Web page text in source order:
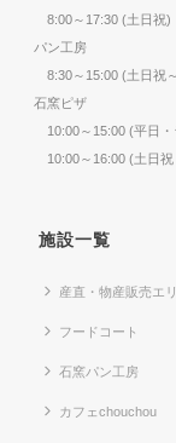
8:00～17:30 (土日祝)
パン工房
8:30～15:00 (土日祝
石窯ピザ
10:00～15:00 (平日・
10:00～16:00 (土日祝
施設一覧
産直・物産販売エ
フードコート
石窯パン工房
カフェchouchou